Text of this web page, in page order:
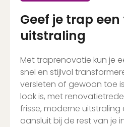
Geef je trap
uitstraling
Met traprenovatie kun je
snel en stijlvol
versleten of gewoon toe
look is, met
frisse, moderne
aansluit bij de rest van je